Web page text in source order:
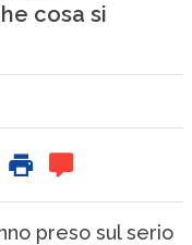
cosa si
preso sul serio